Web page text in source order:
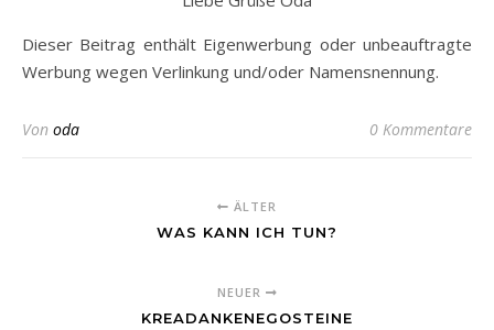
Dieser Beitrag enthält Eigenwerbung oder unbeauftragte
Werbung wegen Verlinkung und/oder Namensnennung.
Von oda 0 Kommentare
ÄLTER
WAS KANN ICH TUN?
NEUER
KREADANKENEGOSTEINE